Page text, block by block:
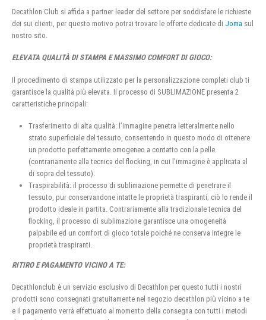
Decathlon Club si affida a partner leader del settore per soddisfare le richieste
dei sui clienti, per questo motivo potrai trovare le offerte dedicate di Joma sul
nostro sito.
ELEVATA QUALITÀ DI STAMPA E MASSIMO COMFORT DI GIOCO:
Il procedimento di stampa utilizzato per la personalizzazione completi club ti
garantisce la qualità più elevata. Il processo di SUBLIMAZIONE presenta 2
caratteristiche principali:
Trasferimento di alta qualità: l’immagine penetra letteralmente nello
strato superficiale del tessuto, consentendo in questo modo di ottenere
un prodotto perfettamente omogeneo a contatto con la pelle
(contrariamente alla tecnica del flocking, in cui l’immagine è applicata al
di sopra del tessuto).
Traspirabilità: il processo di sublimazione permette di penetrare il
tessuto, pur conservandone intatte le proprietà traspiranti; ciò lo rende il
prodotto ideale in partita. Contrariamente alla tradizionale tecnica del
flocking, il processo di sublimazione garantisce una omogeneità
palpabile ed un comfort di gioco totale poiché ne conserva integre le
proprietà traspiranti.
RITIRO E PAGAMENTO VICINO A TE:
Decathlonclub è un servizio esclusivo di Decathlon per questo tutti i nostri
prodotti sono consegnati gratuitamente nel negozio decathlon più vicino a te
e il pagamento verrà effettuato al momento della consegna con tutti i metodi